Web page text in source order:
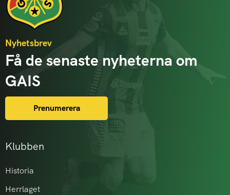
Klubben
Historia
Herrlaget
Nyhetsbrev
Få de senaste nyheterna om
GAIS
Prenumerera